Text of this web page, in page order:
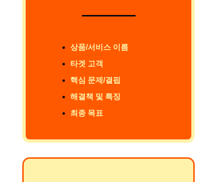
상품/서비스 이름
타겟 고객
핵심 문제/결핍
해결책 및 특징
최종 목표